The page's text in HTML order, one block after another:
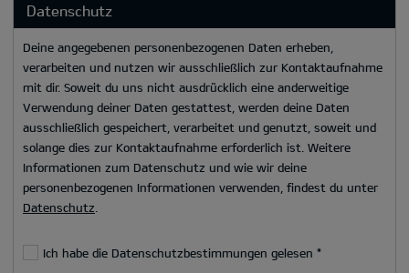
Datenschutz
Deine angegebenen personenbezogenen Daten erheben,
verarbeiten und nutzen wir ausschließlich zur Kontaktaufnahme
mit dir. Soweit du uns nicht ausdrücklich eine anderweitige
Verwendung deiner Daten gestattest, werden deine Daten
ausschließlich gespeichert, verarbeitet und genutzt, soweit und
solange dies zur Kontaktaufnahme erforderlich ist. Weitere
Informationen zum Datenschutz und wie wir deine
personenbezogenen Informationen verwenden, findest du unter
Datenschutz
Ich habe die Datenschutzbestimmungen gelesen *